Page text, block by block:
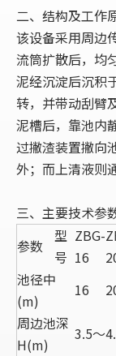
二、结构及工作
该设备采用周边
流筒扩散后，均
泥经沉淀后沉积
转，并带动刮臂
泥槽后，靠池内
过撇渣装置撇向
外；而上清液则
三、主要技术参
参数
型
号
ZBG-
16
池径中
(m)
16
周边池深
H(m)
3.5～